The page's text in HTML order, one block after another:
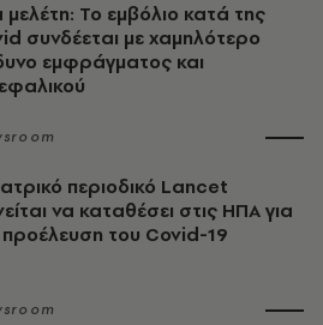
μελέτη: Το εμβόλιο κατά της
συνδέεται με χαμηλότερο
εμφράγματος και
περιοδικό Lancet
να καταθέσει στις ΗΠΑ για
προέλευση του Covid-19